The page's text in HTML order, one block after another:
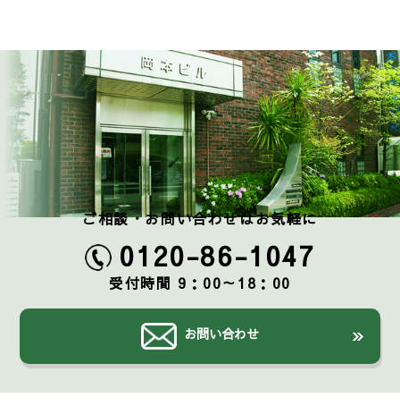
ご相談・お問い合わせはお気軽に
0120-86-1047
受付時間 9：00～18：00
お問い合わせ